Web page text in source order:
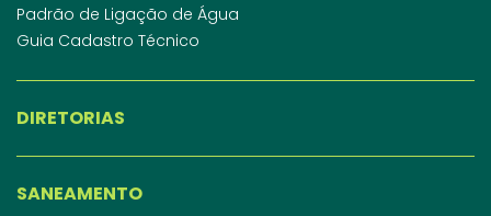
Padrão de Ligação de Água
Guia Cadastro Técnico
DIRETORIAS
SANEAMENTO